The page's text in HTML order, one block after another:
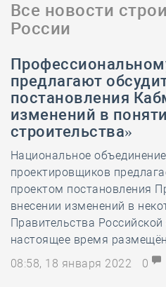
Все новости
России
предлагают
постановления
изменений в
строительства»
Национальное
проектировщиков
проектом постановления
внесении изменений в
Правительства
настоящее время
08:58, 18 января 2022
0